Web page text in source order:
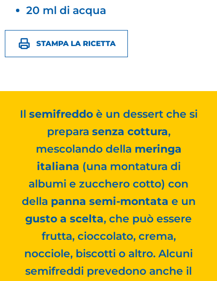
20 ml di acqua
STAMPA LA RICETTA
Il semifreddoè un dessert che si
prepara senza cottura,
mescolando della meringa
italiana (una montatura di
albumi e zucchero cotto) con
della panna semi-montata e un
gusto a scelta, che può essere
frutta, cioccolato, crema,
nocciole, biscotti o altro. Alcuni
semifreddi prevedono anche il